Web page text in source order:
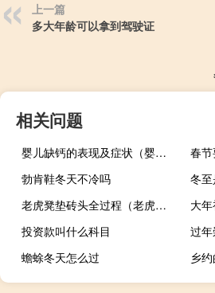
上一篇
多大年龄可以拿到驾驶证
相关问题
婴儿缺钙的表现及症状（婴儿缺钙的表现与症状有哪些）
春
勃肯鞋冬天不冷吗
冬
老虎凳垫砖头全过程（老虎凳辣椒水）
大
投资款叫什么科目
过
蟾蜍冬天怎么过
乡